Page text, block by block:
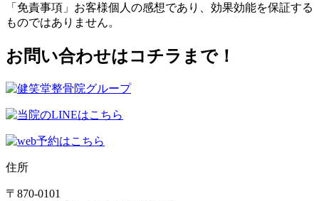
「免責事項」お客様個人の感想であり、効果効能を保証する
ものではありません。
お問い合わせはコチラまで！
住所
〒870-0101